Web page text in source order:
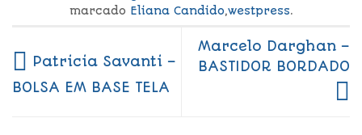
marcado Eliana Candido,westpress.
Patricia Savanti –
BOLSA EM BASE TELA
Marcelo Darghan –
BASTIDOR BORDADO